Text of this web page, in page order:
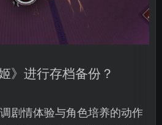
》进行存档备份？
剧情体验与角色培养的动作